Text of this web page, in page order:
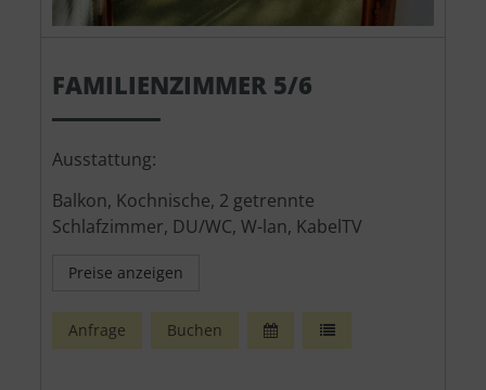
FAMILIENZIMMER 5/6
Ausstattung:
Balkon, Kochnische, 2 getrennte
Schlafzimmer, DU/WC, W-lan, KabelTV
Preise anzeigen
Anfrage Buchen